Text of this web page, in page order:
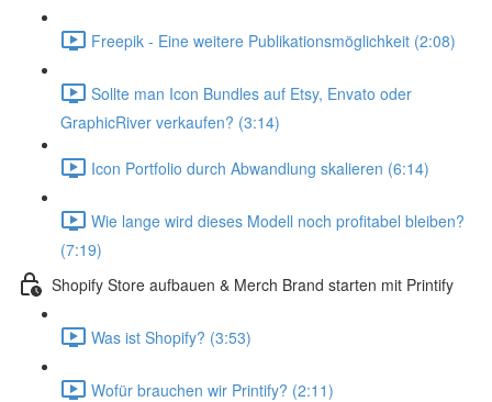
Freepik - Eine weitere Publikationsmöglichkeit (2:08)
Sollte man Icon Bundles auf Etsy, Envato oder
GraphicRiver verkaufen? (3:14)
Icon Portfolio durch Abwandlung skalieren (6:14)
Wie lange wird dieses Modell noch profitabel bleiben?
(7:19)
Shopify Store aufbauen & Merch Brand starten mit Printify
Was ist Shopify? (3:53)
Wofür brauchen wir Printify? (2:11)